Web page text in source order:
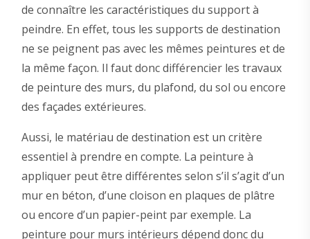
de connaître les caractéristiques du support à
peindre. En effet, tous les supports de destination
ne se peignent pas avec les mêmes peintures et de
la même façon. Il faut donc différencier les travaux
de peinture des murs, du plafond, du sol ou encore
des façades extérieures.
Aussi, le matériau de destination est un critère
essentiel à prendre en compte. La peinture à
appliquer peut être différentes selon s’il s’agit d’un
mur en béton, d’une cloison en plaques de plâtre
ou encore d’un papier-peint par exemple. La
peinture pour murs intérieurs dépend donc du